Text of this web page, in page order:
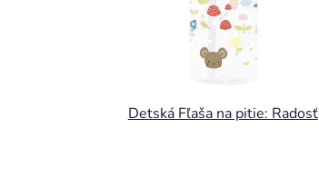
Detská Fľaša na pitie: Radosť